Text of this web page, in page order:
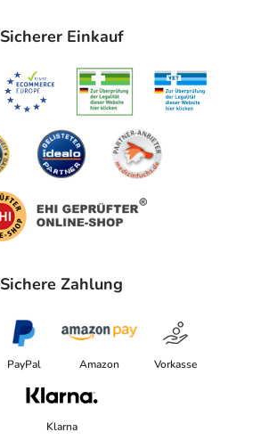
Sicherer Einkauf
Sichere Zahlung
PayPal Amazon Vorkasse
Klarna